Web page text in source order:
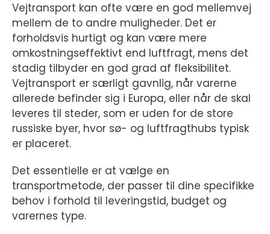
Vejtransport kan ofte være en god mellemvej
mellem de to andre muligheder. Det er
forholdsvis hurtigt og kan være mere
omkostningseffektivt end luftfragt, mens det
stadig tilbyder en god grad af fleksibilitet.
Vejtransport er særligt gavnlig, når varerne
allerede befinder sig i Europa, eller når de skal
leveres til steder, som er uden for de store
russiske byer, hvor sø- og luftfragthubs typisk
er placeret.
Det essentielle er at vælge en
transportmetode, der passer til dine specifikke
behov i forhold til leveringstid, budget og
varernes type.